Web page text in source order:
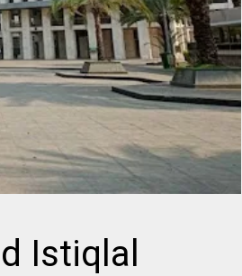
Istiqlal